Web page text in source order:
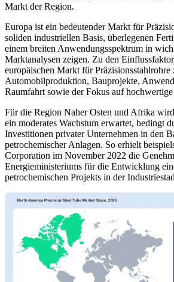
Markt der Region.
Europa ist ein bedeutender Markt für
soliden industriellen Basis, überlegenen
einem breiten Anwendungsspektrum in
Marktanalysen zeigen. Zu den
europäischen Markt für Präzisionsstahlrohre
Automobilproduktion, Bauprojekte,
Raumfahrt sowie der Fokus auf
Für die Region Naher Osten und Afrika
ein moderates Wachstum erwartet, bedingt
Investitionen privater Unternehmen in den
petrochemischer Anlagen. So erhielt
Corporation im November 2022 die
Energieministeriums für die Entwicklung
petrochemischen Projekts in der